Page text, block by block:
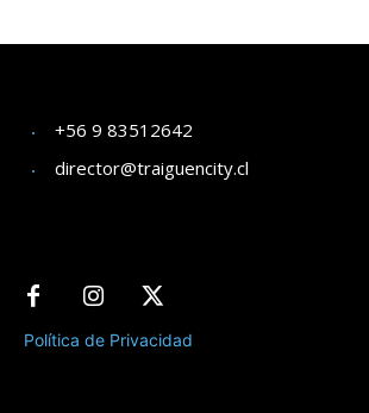
+56 9 83512642
director@traiguencity.cl
Política de Privacidad